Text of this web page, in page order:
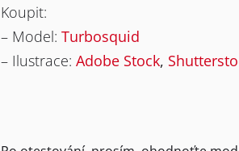
Koupit:
– Model: Turbosquid
– Ilustrace: Adobe Stock,